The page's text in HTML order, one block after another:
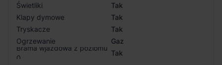
Świetliki
Tak
Klapy dymowe
Tak
Tryskacze
Tak
Ogrzewanie
Gaz
Brama wjazdowa z poziomu
0
Tak